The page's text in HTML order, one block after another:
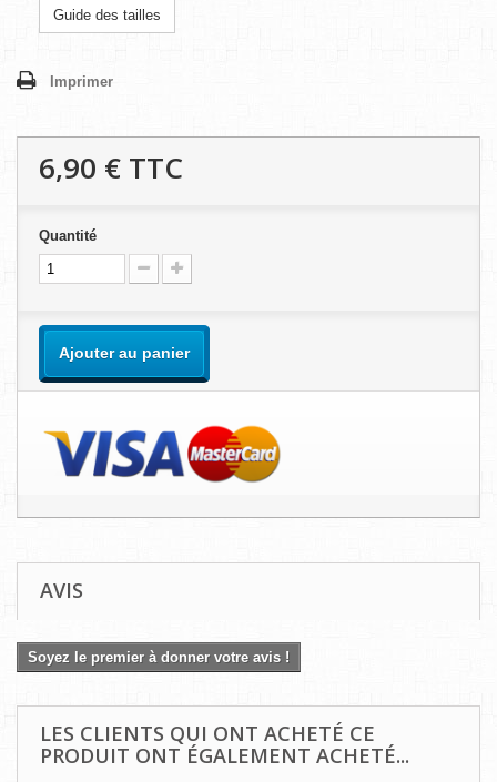
Guide des tailles
Imprimer
6,90 € TTC
Quantité
Ajouter au panier
AVIS
Soyez le premier à donner votre avis !
LES CLIENTS QUI ONT ACHETÉ CE
PRODUIT ONT ÉGALEMENT ACHETÉ...